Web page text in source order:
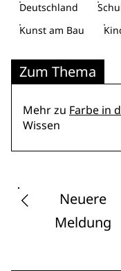
Deutschland
Kunst am Bau
Zum Thema
Mehr zu Farbe in
Wissen
Neuere
Meldung